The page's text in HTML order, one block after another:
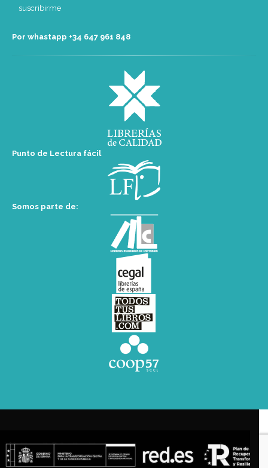
Por whastapp +34 ‭647 961 848‬
Punto de Lectura fácil
Somos parte de: